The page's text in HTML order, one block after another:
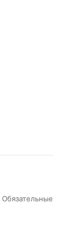
Обязательные